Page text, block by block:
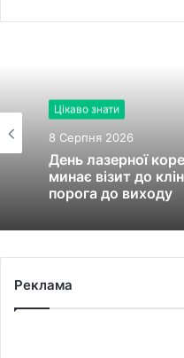
Цікаво знати
8 Серпня 2026
День лазерної
минає візит до
порога до виходу
Реклама